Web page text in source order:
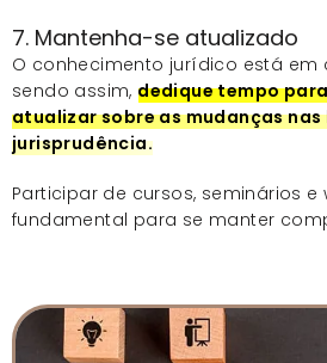
7. Mantenha-se atualizado
O conhecimento jurídico está em
sendo assim, dedique tempo
atualizar sobre as mudanças nas
jurisprudência.
Participar de cursos, seminários e
fundamental para se manter